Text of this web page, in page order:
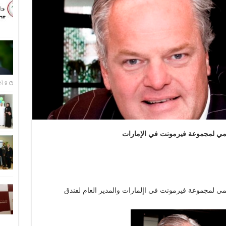
لمجموعة فيرمونت في الإمارات
لمجموعة فيرمونت في اإلمارات والمدير العام لفندق
9 أغسطس,2016